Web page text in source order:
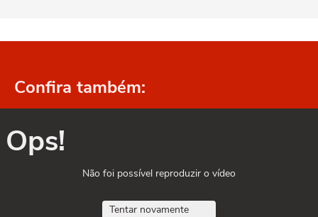
Confira também:
Ops!
Não foi possível reproduzir o vídeo
Tentar novamente